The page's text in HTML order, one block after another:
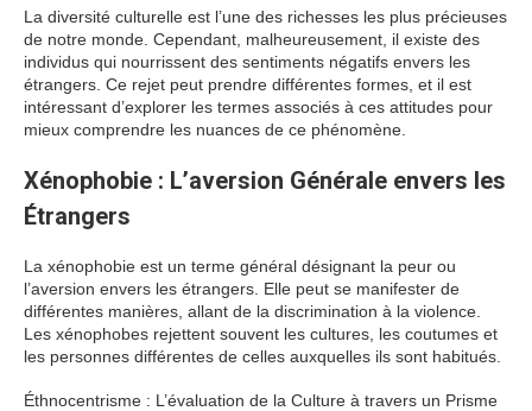
La diversité culturelle est l’une des richesses les plus précieuses
de notre monde. Cependant, malheureusement, il existe des
individus qui nourrissent des sentiments négatifs envers les
étrangers. Ce rejet peut prendre différentes formes, et il est
intéressant d’explorer les termes associés à ces attitudes pour
mieux comprendre les nuances de ce phénomène.
Xénophobie : L’aversion Générale envers les
Étrangers
La xénophobie est un terme général désignant la peur ou
l’aversion envers les étrangers. Elle peut se manifester de
différentes manières, allant de la discrimination à la violence.
Les xénophobes rejettent souvent les cultures, les coutumes et
les personnes différentes de celles auxquelles ils sont habitués.
Éthnocentrisme : L’évaluation de la Culture à travers un Prisme